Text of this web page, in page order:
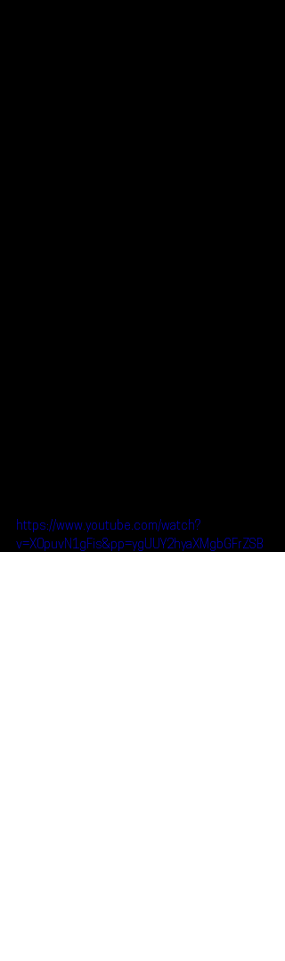
https://www.youtube.com/watch?
v=X0puvN1gFis&pp=ygUUY2hyaXMgbGFrZSB